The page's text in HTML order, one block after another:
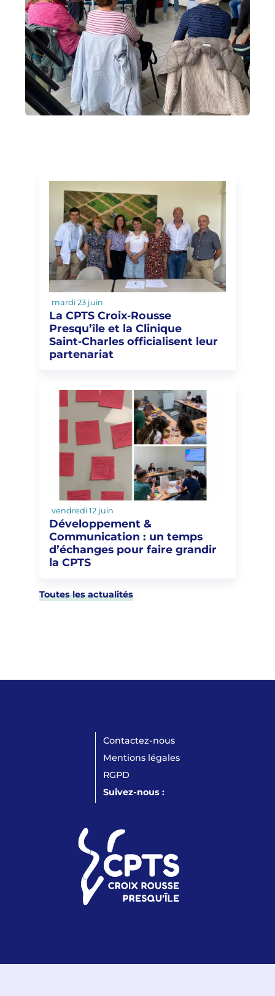
mardi 23 juin
La CPTS Croix‑Rousse
Presqu’île et la Clinique
Saint‑Charles officialisent leur
partenariat
vendredi 12 juin
Développement &
Communication : un temps
d’échanges pour faire grandir
la CPTS
Toutes les actualités
Contactez-nous
Mentions légales
RGPD
Suivez-nous :